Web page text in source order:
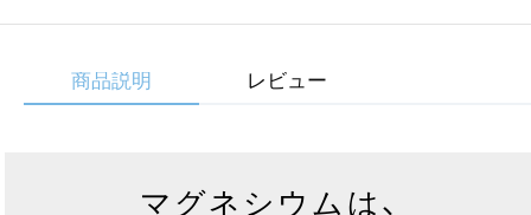
商品説明 レビュー
マグネシウムは、